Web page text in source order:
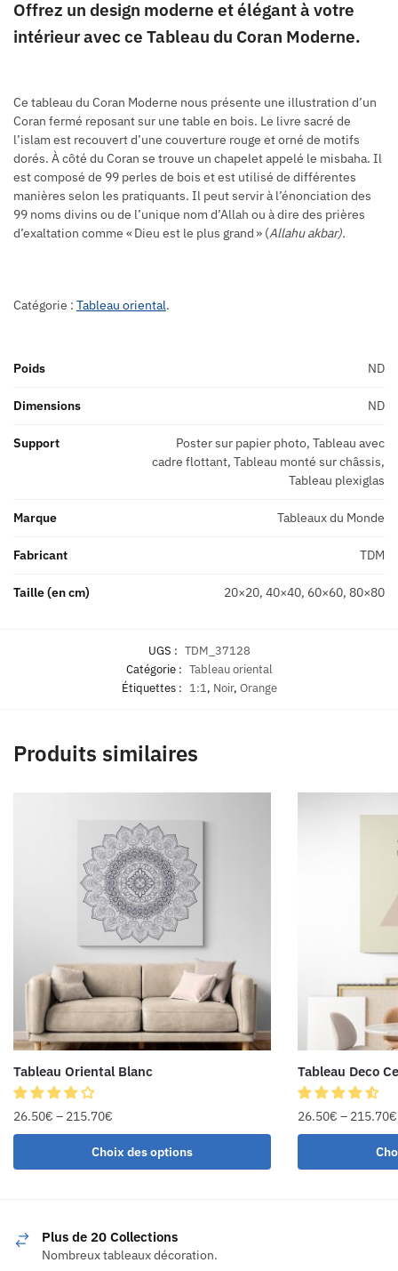
Offrez un design moderne et élégant à votre
intérieur avec ce Tableau du Coran Moderne.
Ce tableau du Coran Moderne nous présente une illustration d’un
Coran fermé reposant sur une table en bois. Le livre sacré de
l’islam est recouvert d’une couverture rouge et orné de motifs
dorés. À côté du Coran se trouve un chapelet appelé le misbaha. Il
est composé de 99 perles de bois et est utilisé de différentes
manières selon les pratiquants. Il peut servir à l’énonciation des
99 noms divins ou de l’unique nom d’Allah ou à dire des prières
d’exaltation comme « Dieu est le plus grand » (Allahu akbar).
Catégorie : Tableau oriental.
Poids ND
Dimensions ND
Support
Poster sur papier photo, Tableau avec
cadre flottant, Tableau monté sur châssis,
Tableau plexiglas
Marque Tableaux du Monde
Fabricant TDM
Taille (en cm) 20×20, 40×40, 60×60, 80×80
UGS : TDM_37128
Catégorie : Tableau oriental
Étiquettes : 1:1, Noir, Orange
Produits similaires
Tableau Oriental Blanc
26.50€ – 215.70€
Choix des options
Tableau Deco
26.50€ – 215.70€
Plus de 20 Collections
Nombreux tableaux décoration.